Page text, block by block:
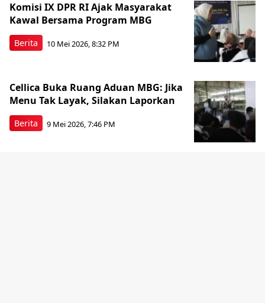
Berita
Komisi IX DPR RI Ajak Masyarakat
Kawal Bersama Program MBG
10 Mei 2026, 8:32 PM
Berita
Cellica Buka Ruang Aduan MBG: Jika
Menu Tak Layak, Silakan Laporkan
9 Mei 2026, 7:46 PM